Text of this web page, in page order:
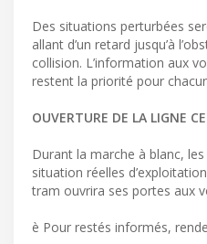
Des situations perturbées
allant d’un retard jusqu’à
collision. L’information aux
restent la priorité pour
OUVERTURE DE LA LIGNE
Durant la marche à blanc,
situation réelles
tram ouvrira ses portes aux
è Pour restés informés,